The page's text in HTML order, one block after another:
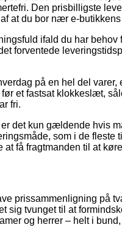
Den prisbilligste
at du bor nær e-
ifald du har behov
forventede
på en hel del varer,
et fastsat klokkeslæt,
fri.
det kun gældende hvis
som i de fleste
få fragtmanden til at
prissammenligning på
sig tvunget til at
og herrer – helt i